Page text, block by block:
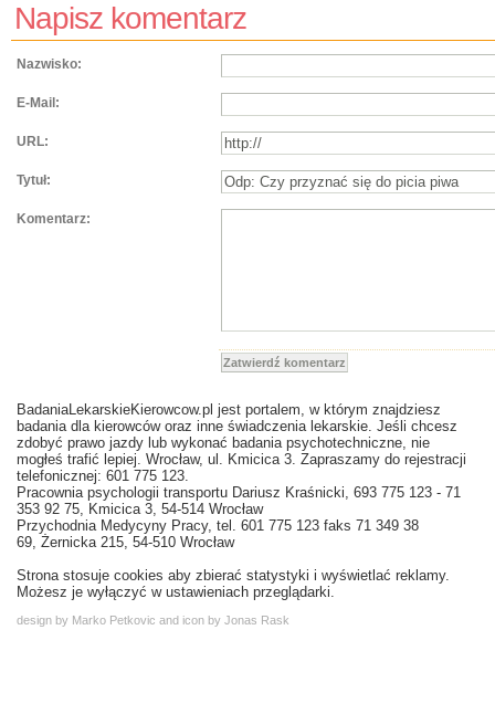
Napisz komentarz
Nazwisko:
E-Mail:
URL:
Tytuł:
Komentarz:
Zatwierdź komentarz
BadaniaLekarskieKierowcow.pl jest portalem, w którym znajdziesz
badania dla kierowców oraz inne świadczenia lekarskie. Jeśli chcesz
zdobyć prawo jazdy lub wykonać badania psychotechniczne, nie
mogłeś trafić lepiej. Wrocław, ul. Kmicica 3. Zapraszamy do rejestracji
telefonicznej: 601 775 123.
Pracownia psychologii transportu Dariusz Kraśnicki, 693 775 123 - 71
353 92 75, Kmicica 3, 54-514 Wrocław
Przychodnia Medycyny Pracy, tel. 601 775 123 faks 71 349 38
69, Żernicka 215, 54-510 Wrocław
Strona stosuje cookies aby zbierać statystyki i wyświetlać reklamy.
Możesz je wyłączyć w ustawieniach przeglądarki.
design by Marko Petkovic and icon by Jonas Rask